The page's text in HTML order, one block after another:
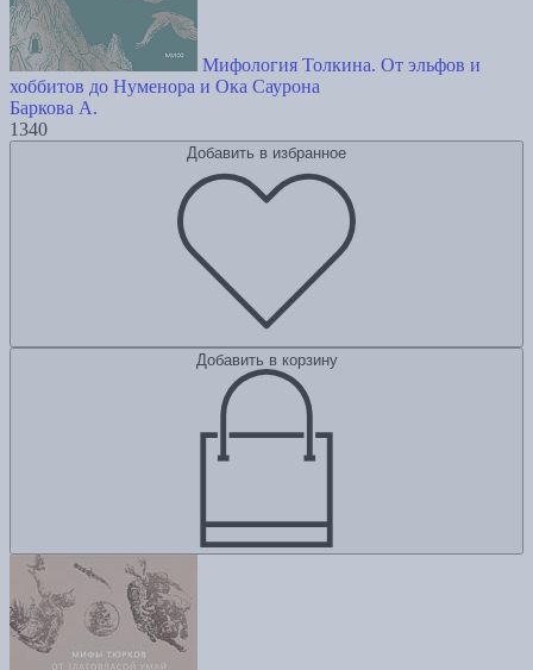
Мифология Толкина. От эльфов и
хоббитов до Нуменора и Ока Саурона
Баркова А.
1340
Добавить в избранное
Добавить в корзину